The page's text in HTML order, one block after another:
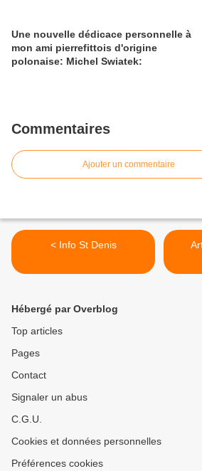
Une nouvelle dédicace personnelle à
mon ami pierrefittois d'origine
polonaise: Michel Swiatek:
Commentaires
Ajouter un commentaire
< Info St Denis
Hébergé par Overblog
Top articles
Pages
Contact
Signaler un abus
C.G.U.
Cookies et données personnelles
Préférences cookies